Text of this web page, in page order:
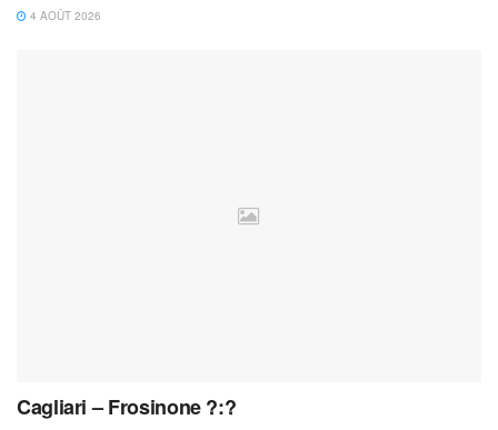
4 AOÛT 2026
Cagliari – Frosinone ?:?